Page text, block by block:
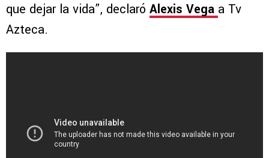
que dejar la vida”, declaró Alexis Vega a Tv
Azteca.